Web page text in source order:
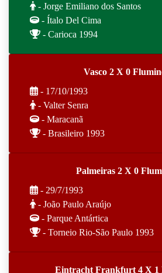
- Jorge Emiliano dos Santos
- Ítalo Del Cima
- Carioca 1994
Vasco 2 X 0
- 17/10/1993
- Valter Senra
- Maracanã
- Brasileiro 1993
Palmeiras 2 X 0
- 29/7/1993
- João Paulo Araújo
- Parque Antártica
- Torneio Rio-São Paulo 1993
Eintracht Frankfurt 4 X 1